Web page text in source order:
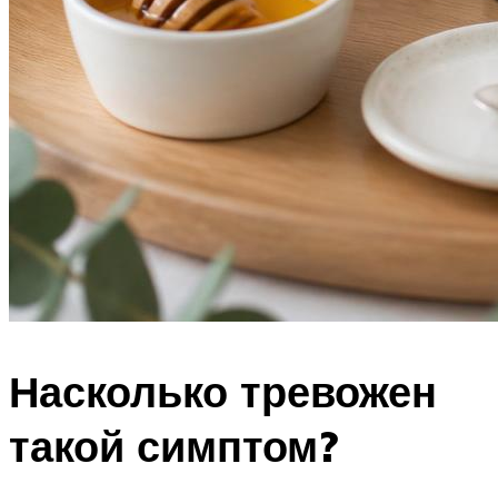
Насколько тревожен
такой симптом?